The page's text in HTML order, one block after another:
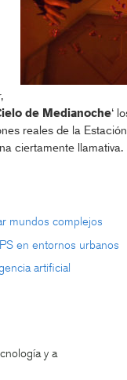
de Medianoche‘
reales de la
ciertamente llamativa.
mundos complejos
en entornos urbanos
artificial
y a